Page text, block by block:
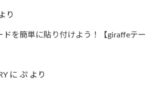
り
ドを簡単に貼り付けよう！【giraffeテー
に ぷ より